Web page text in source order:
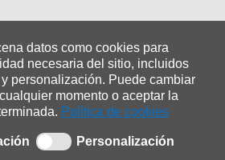
datos como cookies para
necesaria del sitio, incluidos
personalización. Puede cambiar
momento o aceptar la
Política de cookies
Personalización